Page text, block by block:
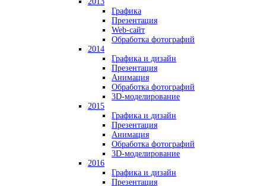
Графика
Презентация
Web-сайт
Обработка фотографий
2014
Графика и дизайн
Презентация
Анимация
Обработка фотографий
3D-моделирование
2015
Графика и дизайн
Презентация
Анимация
Обработка фотографий
3D-моделирование
2016
Графика и дизайн
Презентация